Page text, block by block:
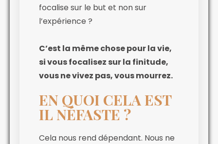
focalise sur le but et non sur
l’expérience ?
C’est la même chose pour la vie,
si vous focalisez sur la finitude,
vous ne vivez pas, vous mourrez.
EN QUOI CELA EST
IL NÉFASTE ?
Cela nous rend dépendant. Nous ne